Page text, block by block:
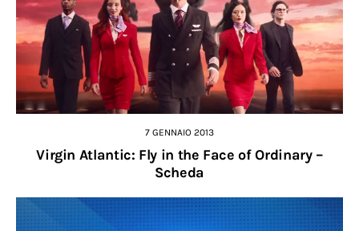
7 GENNAIO 2013
Virgin Atlantic: Fly in the Face of Ordinary –
Scheda